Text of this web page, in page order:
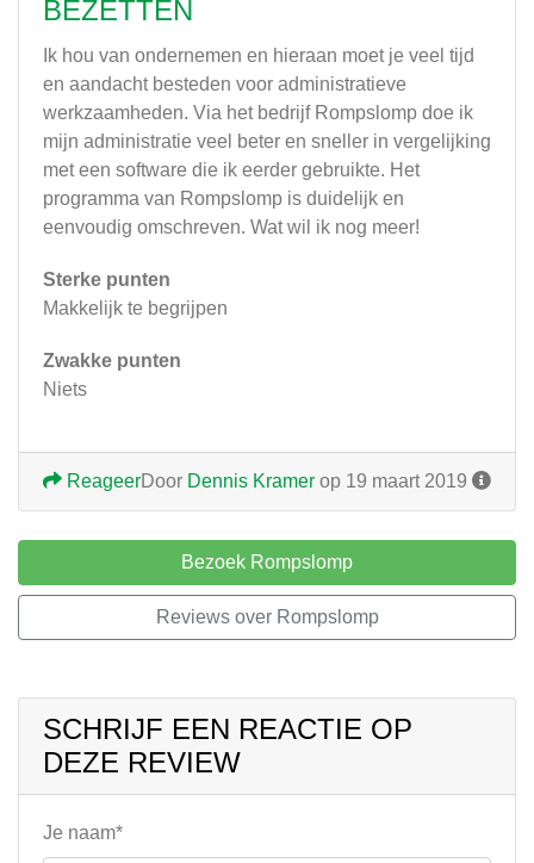
BEZETTEN
Ik hou van ondernemen en hieraan moet je veel tijd
en aandacht besteden voor administratieve
werkzaamheden. Via het bedrijf Rompslomp doe ik
mijn administratie veel beter en sneller in vergelijking
met een software die ik eerder gebruikte. Het
programma van Rompslomp is duidelijk en
eenvoudig omschreven. Wat wil ik nog meer!
Sterke punten
Makkelijk te begrijpen
Zwakke punten
Niets
Door Dennis Kramer op 19 maart 2019
Reageer
Bezoek Rompslomp
Reviews over Rompslomp
SCHRIJF EEN REACTIE OP
DEZE REVIEW
Je naam*